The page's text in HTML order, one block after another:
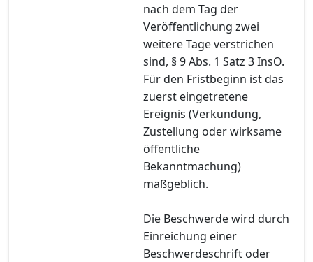
nach dem Tag der
Veröffentlichung zwei
weitere Tage verstrichen
sind, § 9 Abs. 1 Satz 3 InsO.
Für den Fristbeginn ist das
zuerst eingetretene
Ereignis (Verkündung,
Zustellung oder wirksame
öffentliche
Bekanntmachung)
maßgeblich.
Die Beschwerde wird durch
Einreichung einer
Beschwerdeschrift oder